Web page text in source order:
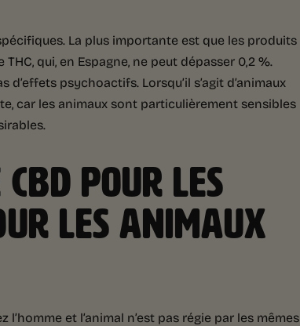
La plus importante est que les produits
qui, en Espagne, ne peut dépasser 0,2 %.
psychoactifs. Lorsqu’il s’agit d’animaux
car les animaux sont particulièrement sensibles
POUR LES
LES ANIMAUX
et l’animal n’est pas régie par les mêmes